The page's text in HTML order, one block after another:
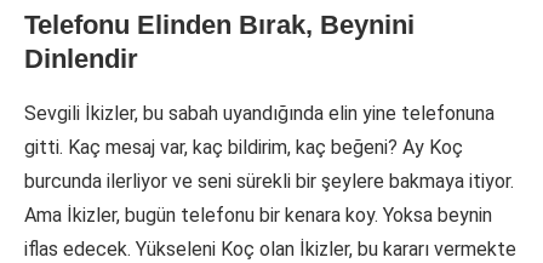
Telefonu Elinden Bırak, Beynini
Dinlendir
Sevgili İkizler, bu sabah uyandığında elin yine telefonuna
gitti. Kaç mesaj var, kaç bildirim, kaç beğeni? Ay Koç
burcunda ilerliyor ve seni sürekli bir şeylere bakmaya itiyor.
Ama İkizler, bugün telefonu bir kenara koy. Yoksa beynin
iflas edecek. Yükseleni Koç olan İkizler, bu kararı vermekte